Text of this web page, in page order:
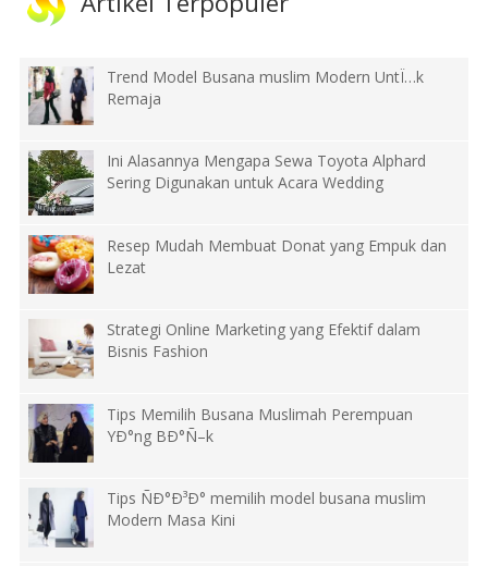
Trend Model Busana muslim Modern UntÏ…k
Remaja
Ini Alasannya Mengapa Sewa Toyota Alphard
Sering Digunakan untuk Acara Wedding
Resep Mudah Membuat Donat yang Empuk dan
Lezat
Strategi Online Marketing yang Efektif dalam
Bisnis Fashion
Tips Memilih Busana Muslimah Perempuan
YÐ°ng BÐ°Ñ–k
Tips ÑÐ°Ð³Ð° memilih model busana muslim
Modern Masa Kini